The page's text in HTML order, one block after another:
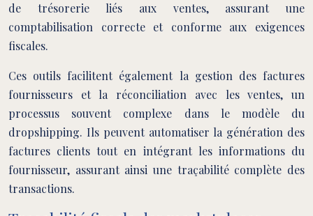
de trésorerie liés aux ventes, assurant une
comptabilisation correcte et conforme aux exigences
fiscales.
Ces outils facilitent également la gestion des factures
fournisseurs et la réconciliation avec les ventes, un
processus souvent complexe dans le modèle du
dropshipping. Ils peuvent automatiser la génération des
factures clients tout en intégrant les informations du
fournisseur, assurant ainsi une traçabilité complète des
transactions.